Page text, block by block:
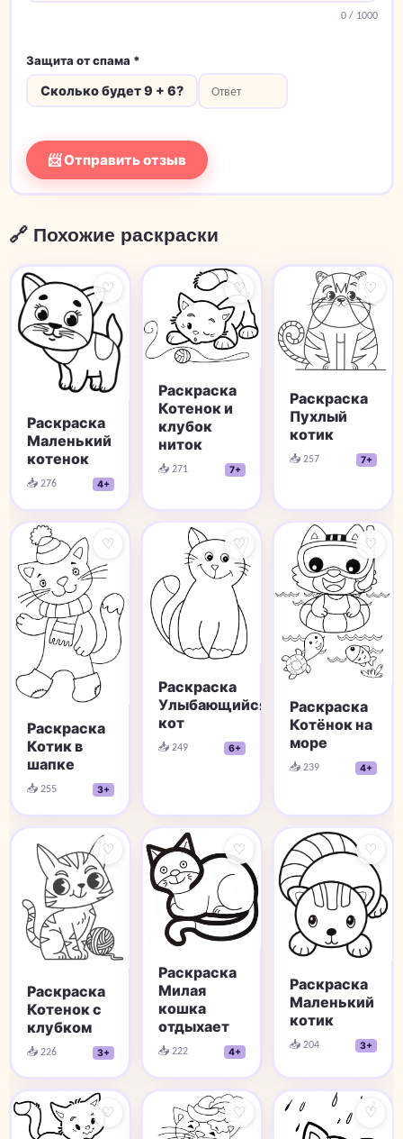
0/ 1000
Защита от спама *
Сколько будет 9 + 6?
📨 Отправить отзыв
🔗 Похожие раскраски
♡
Раскраска
Маленький
котенок
📥 276 4+
♡
Раскраска
Котенок и
клубок
ниток
📥 271 7+
♡
Раскраска
Пухлый
котик
📥 257 7+
♡
Раскраска
Котик в
шапке
📥 255 3+
♡
Раскраска
Улыбающийся
кот
📥 249 6+
♡
Раскраска
Котёнок на
море
📥 239 4+
♡
Раскраска
Котенок с
клубком
📥 226 3+
♡
Раскраска
Милая
кошка
отдыхает
📥 222 4+
♡
Раскраска
Маленький
котик
📥 204 3+
♡ ♡ ♡